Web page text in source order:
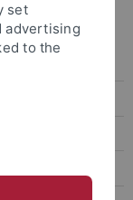
set
advertising
to the